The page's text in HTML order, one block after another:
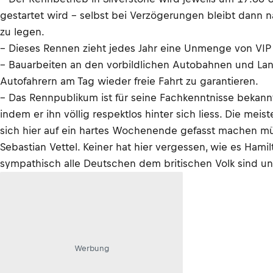
gestartet wird – selbst bei Verzögerungen bleibt dann
zu legen.
– Dieses Rennen zieht jedes Jahr eine Unmenge von
– Bauarbeiten an den vorbildlichen Autobahnen und
Autofahrern am Tag wieder freie Fahrt zu garantieren.
– Das Rennpublikum ist für seine Fachkenntnisse
indem er ihn völlig respektlos hinter sich liess. Die
sich hier auf ein hartes Wochenende gefasst machen
Sebastian Vettel. Keiner hat hier vergessen, wie es
sympathisch alle Deutschen dem britischen Volk sind
Werbung